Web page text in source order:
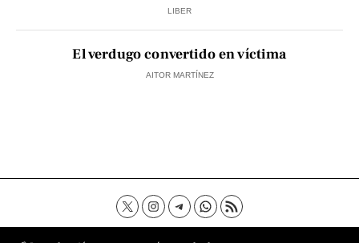
LIBER
El verdugo convertido en víctima
AITOR MARTÍNEZ
Contacto Aviso Legal Política de privacidad